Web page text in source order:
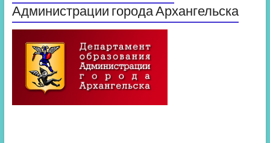
Администрации города Архангельска